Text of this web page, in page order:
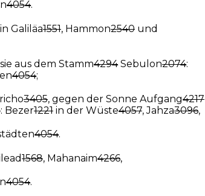
4054.
in Galiläa1551, Hammon2540 und
aus dem Stamm4294Sebulon2074:
4054;
3405, gegen der Sonne Aufgang4217
: Bezer1221 in der Wüste4057, Jahza3096,
4054.
1568, Mahanaim4266,
4054.